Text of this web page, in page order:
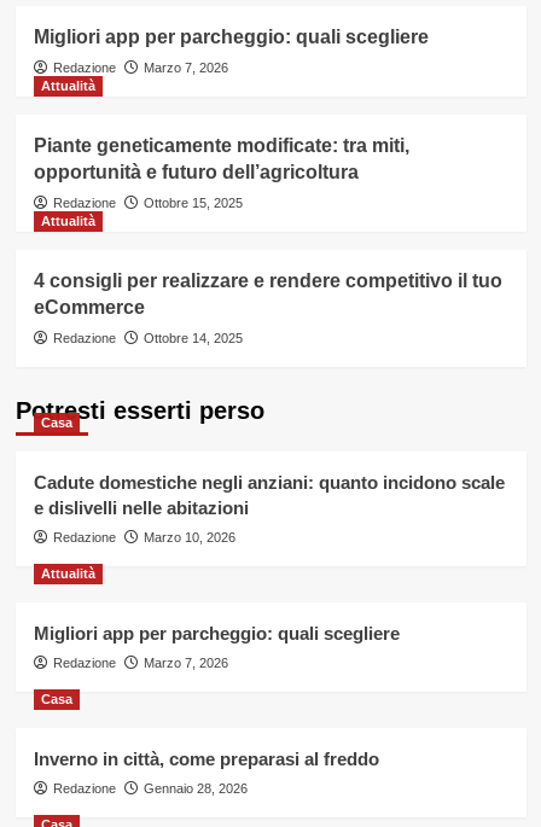
Migliori app per parcheggio: quali scegliere
Redazione
Marzo 7, 2026
Attualità
Piante geneticamente modificate: tra miti,
opportunità e futuro dell’agricoltura
Redazione
Ottobre 15, 2025
Attualità
4 consigli per realizzare e rendere competitivo il tuo
eCommerce
Redazione Ottobre 14, 2025
Potresti esserti perso
Casa
Cadute domestiche negli anziani: quanto incidono scale
e dislivelli nelle abitazioni
Redazione Marzo 10, 2026
Attualità
Migliori app per parcheggio: quali scegliere
Redazione Marzo 7, 2026
Casa
Inverno in città, come preparasi al freddo
Redazione Gennaio 28, 2026
Casa